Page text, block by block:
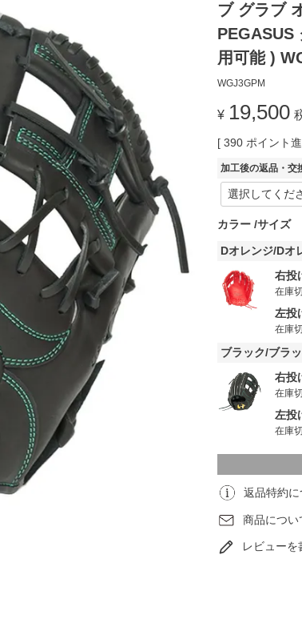
ブ グラブ
PEGASUS
用可能 )
WGJ3GPM
¥ 19,500
[ 390 ポイント
加工後の返品・交
カラー サイズ
Dオレンジ/Dオ
右投
在庫
左投
在庫
ブラック/ブラ
右投
在庫
左投
在庫
返品特約に
商品につい
レビューを